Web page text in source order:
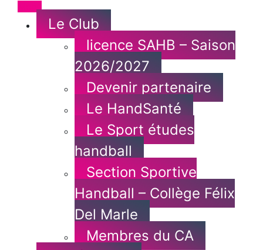
Menu
Le Club
licence SAHB – Saison
2026/2027
Devenir partenaire
Le HandSanté
Le Sport études
handball
Section Sportive
Handball – Collège Félix
Del Marle
Membres du CA